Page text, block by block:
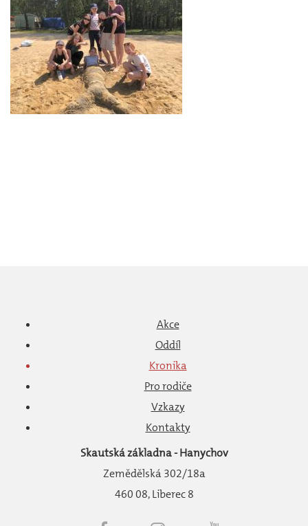
Akce
Oddíl
Kronika
Pro rodiče
Vzkazy
Kontakty
Skautská základna - Hanychov
Zemědělská 302/18a
460 08, Liberec 8